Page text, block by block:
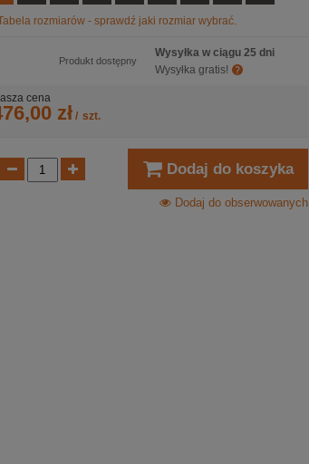
rozmiarów - sprawdź jaki rozmiar wybrać.
Produkt dostępny
Wysyłka w ciągu 25 dni
Wysyłka gratis!
cena
zł/ szt.
Dodaj do koszyka
Dodaj do obserwowanych